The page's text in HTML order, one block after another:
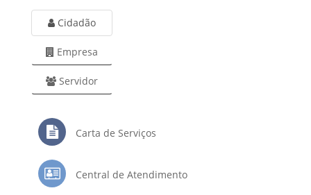
Cidadão
Empresa
Servidor
Carta de Serviços
Central de Atendimento